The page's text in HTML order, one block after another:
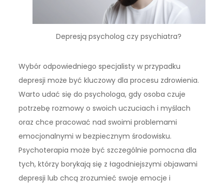
Depresją psycholog czy psychiatra?
Wybór odpowiedniego specjalisty w przypadku
depresji może być kluczowy dla procesu zdrowienia.
Warto udać się do psychologa, gdy osoba czuje
potrzebę rozmowy o swoich uczuciach i myślach
oraz chce pracować nad swoimi problemami
emocjonalnymi w bezpiecznym środowisku.
Psychoterapia może być szczególnie pomocna dla
tych, którzy borykają się z łagodniejszymi objawami
depresji lub chcą zrozumieć swoje emocje i